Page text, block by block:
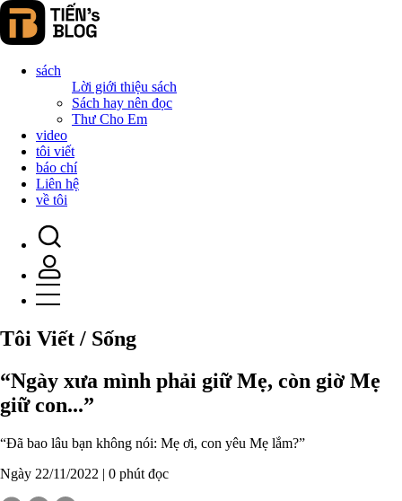
sách
Lời giới thiệu sách
Sách hay nên đọc
Thư Cho Em
video
tôi viết
báo chí
Liên hệ
về tôi
Tôi Viết / Sống
“Ngày xưa mình phải giữ Mẹ, còn giờ Mẹ
giữ con...”
“Đã bao lâu bạn không nói: Mẹ ơi, con yêu Mẹ lắm?”
Ngày 22/11/2022 | 0 phút đọc